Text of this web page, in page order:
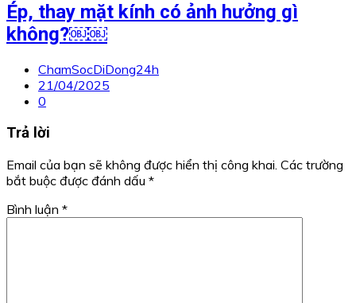
Ép, thay mặt kính có ảnh hưởng gì
không?￼￼
ChamSocDiDong24h
21/04/2025
0
Trả lời
Email của bạn sẽ không được hiển thị công khai. Các trường
bắt buộc được đánh dấu *
Bình luận *